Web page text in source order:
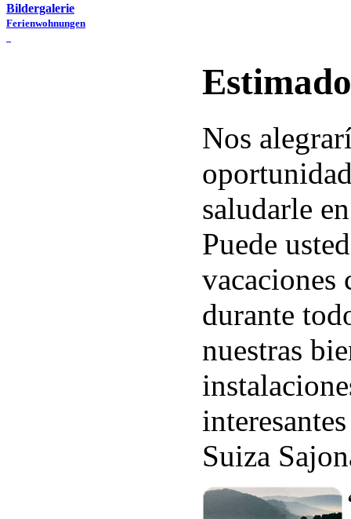
Bildergalerie
Ferienwohnungen
Nos
saludarle
Puede
vacaciones
durante
nuestras
Suiza